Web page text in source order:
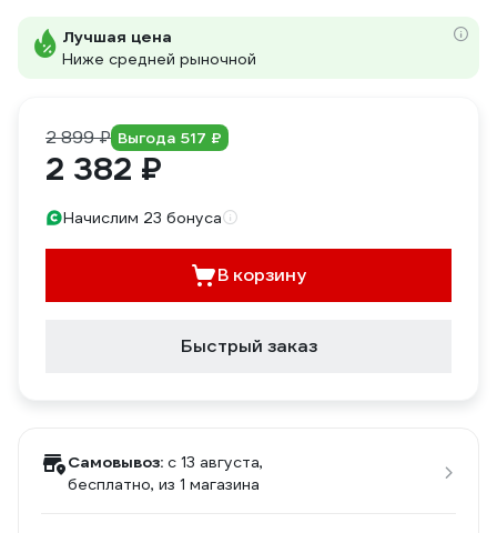
Лучшая цена
Ниже средней рыночной
2 899 ₽ Выгода 517 ₽
2 382 ₽
Начислим 23 бонуса
В корзину
Быстрый заказ
Самовывоз: c 13 августа,
бесплатно, из 1 магазина